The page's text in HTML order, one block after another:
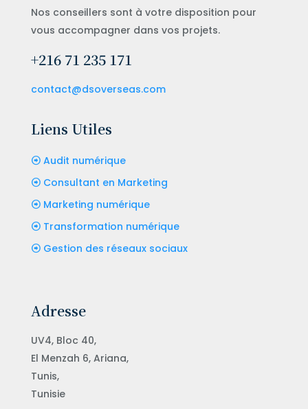
Nos conseillers sont à votre disposition pour
vous accompagner dans vos projets.
+216 71 235 171
contact@dsoverseas.com
Liens Utiles
Audit numérique
Consultant en Marketing
Marketing numérique
Transformation numérique
Gestion des réseaux sociaux
Adresse
UV4, Bloc 40,
El Menzah 6, Ariana,
Tunis,
Tunisie